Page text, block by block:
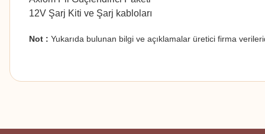
12V Şarj Kiti ve Şarj kabloları
Not : Yukarıda bulunan bilgi ve açıklamalar üretici firma